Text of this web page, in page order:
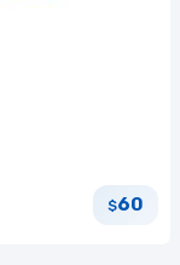
$60